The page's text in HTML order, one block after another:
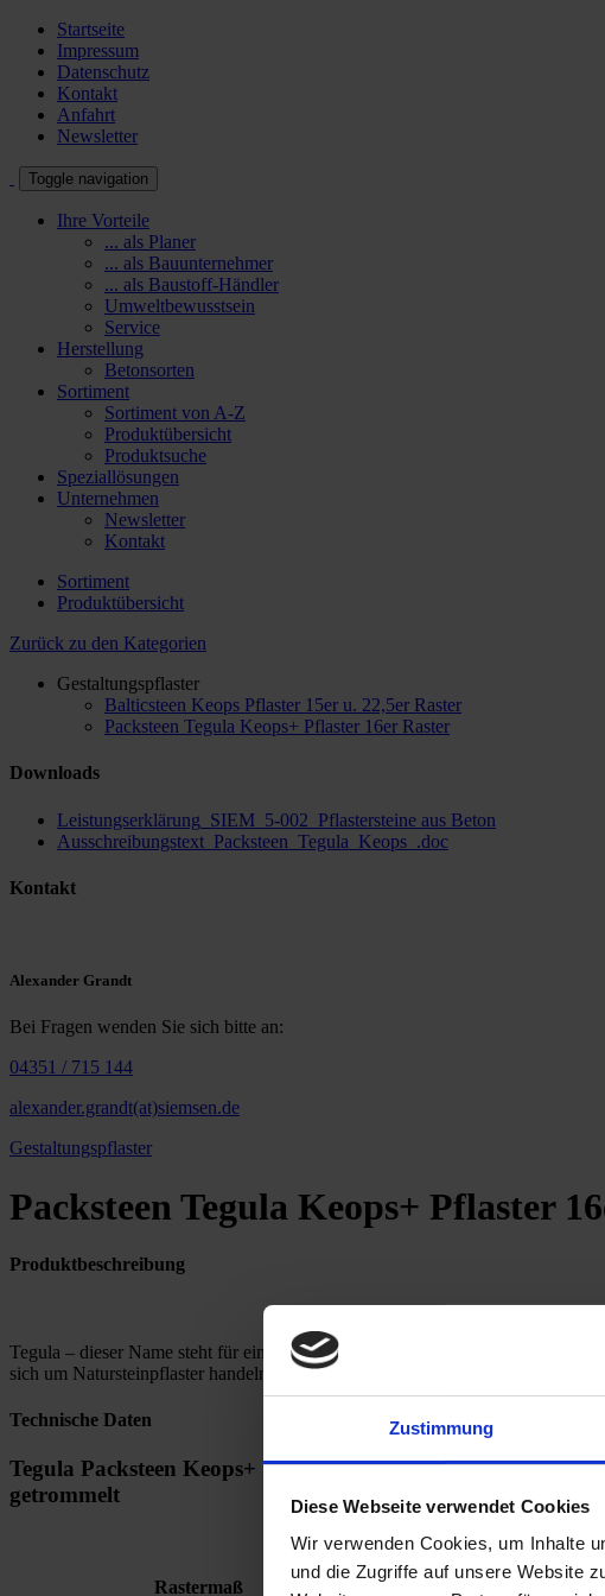
Zustimmung
Diese Webseite verwendet Cookies
Wir verwenden Cookies, um Inhalte
und die Zugriffe auf unsere Website
Startseite
Impressum
Datenschutz
Kontakt
Anfahrt
Newsletter
Toggle navigation
Ihre Vorteile
... als Planer
... als Bauunternehmer
... als Baustoff-Händler
Umweltbewusstsein
Service
Herstellung
Betonsorten
Sortiment
Sortiment von A-Z
Produktübersicht
Produktsuche
Speziallösungen
Unternehmen
Newsletter
Kontakt
Sortiment
Produktübersicht
Zurück zu den Kategorien
Gestaltungspflaster
Balticsteen Keops Pflaster 15er u. 22,5er Raster
Packsteen Tegula Keops+ Pflaster 16er Raster
Downloads
Leistungserklärung_SIEM_5-002_Pflastersteine aus Beton
Ausschreibungstext_Packsteen_Tegula_Keops_.doc
Kontakt
Alexander Grandt
Bei Fragen wenden Sie sich bitte an:
04351 / 715 144
alexander.grandt(at)siemsen.de
Gestaltungspflaster
Packsteen Tegula Keops+ Pflaster
Produktbeschreibung
Tegula – dieser Name steht für einen Betonpflasterstein der durch sein
sich um Natursteinpflaster handeln. Allerdings kombiniert Tegula die
Technische Daten
Tegula Packsteen Keops+ 16x24 mit Minifase, DIN EN
getrommelt
Rastermaß
Paket
Gewicht